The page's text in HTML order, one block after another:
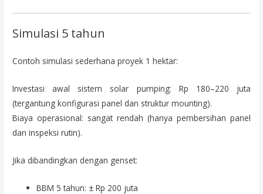
Simulasi 5 tahun
Contoh simulasi sederhana proyek 1 hektar:
Investasi awal sistem solar pumping: Rp 180–220 juta
(tergantung konfigurasi panel dan struktur mounting).
Biaya operasional: sangat rendah (hanya pembersihan panel
dan inspeksi rutin).
Jika dibandingkan dengan genset:
BBM 5 tahun: ± Rp 200 juta